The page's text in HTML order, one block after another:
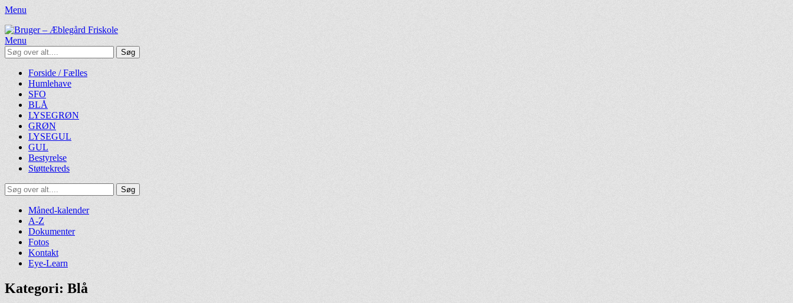
Menu
Bruger - Æblegård Friskole
SIDEN FOR FORÆLDRE, ELEVER OG PERSONALE
Menu
Søg
efter:
Primær
Menu
Spring
indhold
Forside / Fælles
Humlehave
SFO
BLÅ
LYSEGRØN
GRØN
LYSEGUL
GUL
Bestyrelse
Støttekreds
Søg
Søg
efter:
Sekundær
menu
Spring
indhold
Måned-kalender
A-Z
Dokumenter
Fotos
Kontakt
Eye-Learn
Kategori: Blå